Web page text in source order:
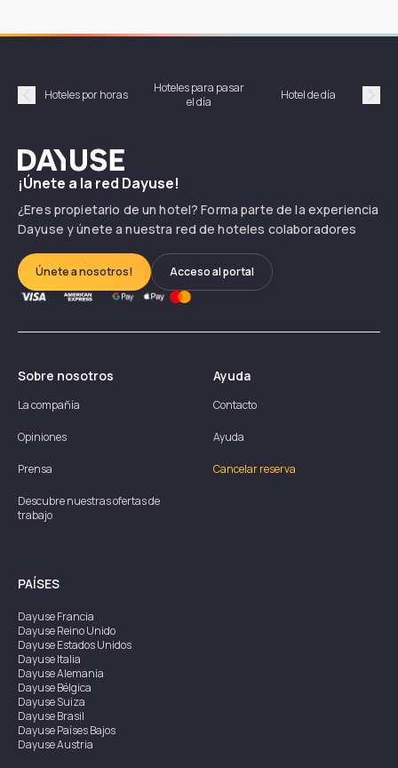
Précédent
Hoteles por horas
Hoteles para pasar
el día
Hotel de día
Dayuse
¡Únete a la red Dayuse!
¿Eres propietario de un hotel? Forma parte de la experiencia
Dayuse y únete a nuestra red de hoteles colaboradores
Únete a nosotros! Acceso al portal
Sobre nosotros
La compañía
Opiniones
Prensa
Descubre nuestras ofertas de
trabajo
Ayuda
Contacto
Ayuda
Cancelar reserva
PAÍSES
DayuseFrancia
DayuseReino Unido
DayuseEstados Unidos
DayuseItalia
DayuseAlemania
DayuseBélgica
DayuseSuiza
DayuseBrasil
DayusePaíses Bajos
DayuseAustria